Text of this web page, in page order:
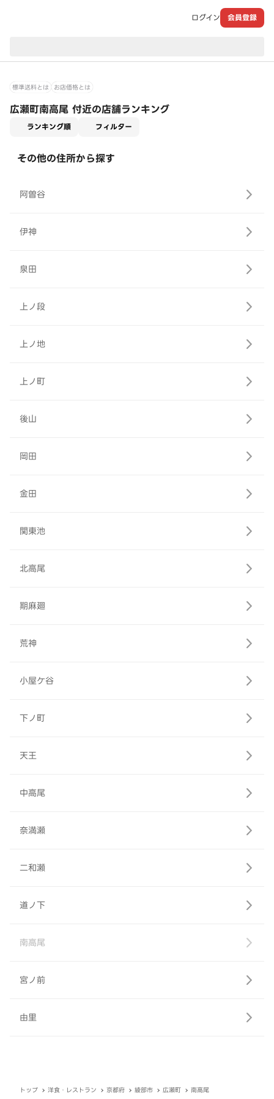
ログイン 会員登録
標準送料とは お店価格とは
広瀬町南高尾 付近の店舗ランキング
ランキング順 フィルター
その他の住所から探す
阿曽谷
伊神
泉田
上ノ段
上ノ地
上ノ町
後山
岡田
金田
関東池
北高尾
期麻廻
荒神
小屋ケ谷
下ノ町
天王
中高尾
奈満瀬
二和瀬
道ノ下
南高尾
宮ノ前
由里
トップ 洋食・レストラン 京都府 綾部市 広瀬町 南高尾